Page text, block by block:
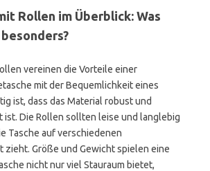
Rollen im Überblick: Was
vereinen die Vorteile einer
mit der Bequemlichkeit eines
ist, dass das Material robust und
Die Rollen sollten leise und langlebig
Tasche auf verschiedenen
zieht. Größe und Gewicht spielen eine
nicht nur viel Stauraum bietet,